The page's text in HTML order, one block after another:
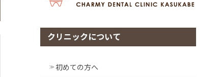
クリニックについて
初めての方へ